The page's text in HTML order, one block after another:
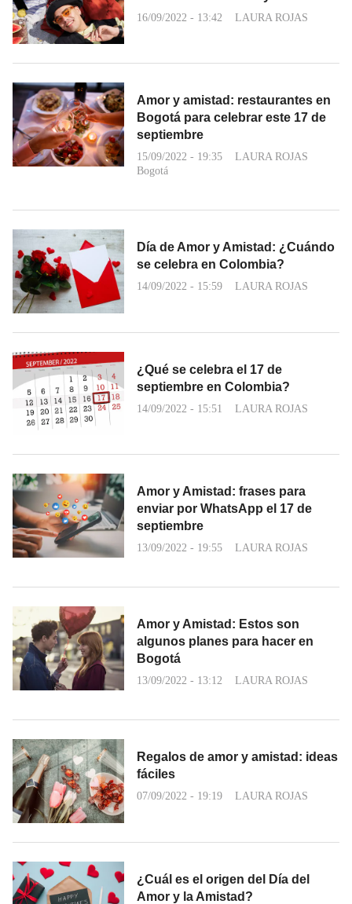
16/09/2022 - 13:42 LAURA ROJAS
Amor y amistad: restaurantes en
Bogotá para celebrar este 17 de
septiembre
15/09/2022 - 19:35
LAURA ROJAS
Bogotá
Día de Amor y Amistad: ¿Cuándo
se celebra en Colombia?
14/09/2022 - 15:59 LAURA ROJAS
¿Qué se celebra el 17 de
septiembre en Colombia?
14/09/2022 - 15:51 LAURA ROJAS
Amor y Amistad: frases para
enviar por WhatsApp el 17 de
septiembre
13/09/2022 - 19:55 LAURA ROJAS
Amor y Amistad: Estos son
algunos planes para hacer en
Bogotá
13/09/2022 - 13:12 LAURA ROJAS
Regalos de amor y amistad: ideas
fáciles
07/09/2022 - 19:19 LAURA ROJAS
¿Cuál es el origen del Día del
Amor y la Amistad?